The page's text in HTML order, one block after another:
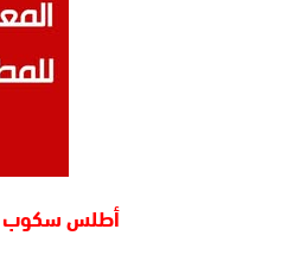
أطلس سكوب